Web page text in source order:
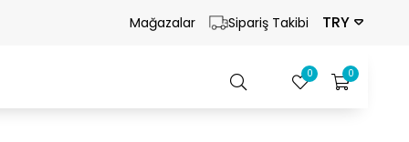
Mağazalar Sipariş Takibi TRY
0
0